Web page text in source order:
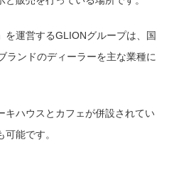
を運営するGLIONグループは、国
ランドのディーラーを主な業種に
キハウスとカフェが併設されてい
能です。